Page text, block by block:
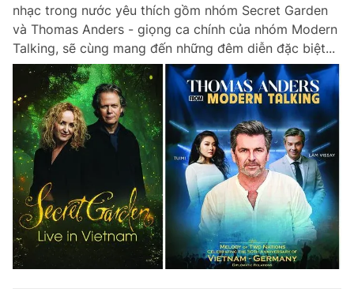
nhạc trong nước yêu thích gồm nhóm Secret Garden
và Thomas Anders - giọng ca chính của nhóm Modern
Talking, sẽ cùng mang đến những đêm diễn đặc biệt...